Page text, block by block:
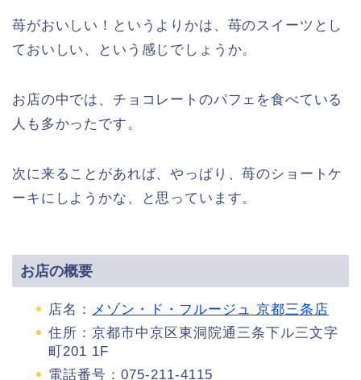
苺がおいしい！というよりかは、苺のスイーツとし
ておいしい、という感じでしょうか。
お店の中では、チョコレートのパフェを食べている
人も多かったです。
次に来ることがあれば、やっぱり、苺のショートケ
ーキにしようかな、と思っています。
お店の概要
店名： メゾン・ド・フルージュ 京都三条店
住所：京都市中京区東洞院通三条下ル三文字
町201 1F
電話番号：075-211-4115